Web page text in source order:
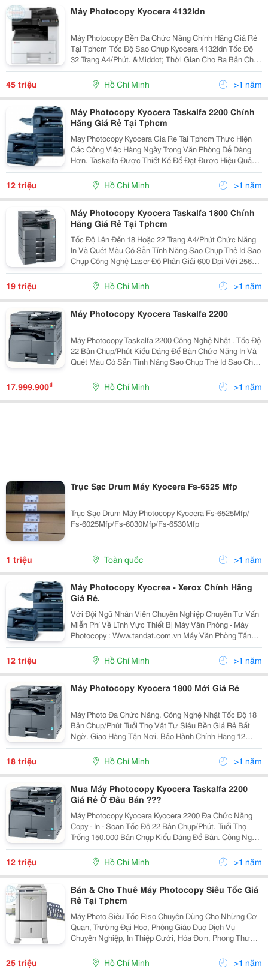
Máy Photocopy Kyocera 4132Idn
Máy Photocopy Bền Đa Chức Năng Chính Hãng Giá Rẻ
Tại Tphcm Tốc Độ Sao Chụp Kyocera 4132Idn Tốc Độ
32 Trang A4/Phút. &Middot; Thời Gian Cho Ra Bản Chụp
Đầu Tiên Dưới 5,7 Giây. &Middot; Bộ Đảo Mặt Bản
Chụp (Chọn Thêm) Giúp Bạn Tiết Kiệm Hơn. ...
45 triệu Hồ Chí Minh >1 năm
Máy Photocopy Kyocera Taskalfa 2200 Chính
Hãng Giá Rẻ Tại Tphcm
May Photocopy Kyocera Gia Re Tai Tphcm Thực Hiện
Các Công Việc Hàng Ngày Trong Văn Phòng Dễ Dàng
Hơn. Taskalfa Được Thiết Kế Để Đạt Được Hiệu Quả
Lớn Nhất Trong Công Việc. Thiết Kế Mới Của Taskalfa
180 Và Taskalfa 220 Sẽ Giúp Bạn Sử Dụng Dễ Dàng...
12 triệu Hồ Chí Minh >1 năm
Máy Photocopy Kyocera Taskalfa 1800 Chính
Hãng Giá Rẻ Tại Tphcm
Tốc Độ Lên Đến 18 Hoặc 22 Trang A4/Phút Chức Năng
In Và Quét Màu Có Sẵn Tính Năng Sao Chụp Thẻ Id Sao
Chụp Công Nghệ Laser Độ Phân Giải 600 Dpi Với 256
Thang Xám Cho Văn Bản Rõ Nét Và Hình Ảnh Trung
Thực Bộ Phận Chọn Thêm Đảo Mặt Bản In C
19 triệu Hồ Chí Minh >1 năm
Máy Photocopy Kyocera Taskalfa 2200
Máy Photocopy Taskalfa 2200 Công Nghệ Nhật . Tốc Độ
22 Bản Chụp/Phút Kiểu Dáng Để Bàn Chức Năng In Và
Quét Màu Có Sẵn Tính Năng Sao Chụp Thẻ Id Sao Chụp
Công Nghệ Laser Độ Phân Giải 600 Dpi Với 256 Thang
Xám Cho Văn Bản Rõ
17.999.900₫ Hồ Chí Minh >1 năm
Trục Sạc Drum Máy Kyocera Fs-6525 Mfp
Trục Sạc Drum Máy Photocopy Kyocera Fs-6525Mfp/
Fs-6025Mfp/Fs-6030Mfp/Fs-6530Mfp
1 triệu Toàn quốc >1 năm
Máy Photocopy Kyocrea - Xerox Chính Hãng
Giá Rẻ.
Với Đội Ngũ Nhân Viên Chuyên Nghiệp Chuyên Tư Vấn
Miễn Phí Về Lĩnh Vực Thiết Bị Máy Văn Phòng - Máy
Photocopy : Www.tandat.com.vn Máy Văn Phòng Tấn
Đạt Là Nơi Cung Cấp Uy Tín Nhất Về Dòng Sản Phẩm
Máy In, Máy Photocopy, Vật Tư, Linh Kiện, Mực...
12 triệu Hồ Chí Minh >1 năm
Máy Photocopy Kyocera 1800 Mới Giá Rẻ
Máy Photo Đa Chức Năng. Công Nghệ Nhật Tốc Độ 18
Bản Chụp/Phút Tuổi Thọ Vật Tư Siêu Bền Giá Rẻ Bất
Ngờ. Giao Hàng Tận Nơi. Bảo Hành Chính Hãng 12
Tháng. Bảo Trì Miễn Phí - Vĩnh Viễn. Tư Vấn Miễn Ph
18 triệu Hồ Chí Minh >1 năm
Mua Máy Photocopy Kyocera Taskalfa 2200
Giá Rẻ Ở Đâu Bán ???
Máy Photocopy Kyocera Kyocera 2200 Đa Chức Năng
Copy - In - Scan Tốc Độ 22 Bản Chụp/Phút. Tuổi Thọ
Trống 150.000 Bản Chụp Kiểu Dáng Để Bàn. Công Nghệ
Nhật. Hàng Chính Hãng. Bảo Hành Chính Hãng.(
100.000 Bản Chụp Hoặc 12 Tháng )...
12 triệu Hồ Chí Minh >1 năm
Bán & Cho Thuê Máy Photocopy Siêu Tốc Giá
Rẻ Tại Tphcm
Máy Photo Siêu Tốc Riso Chuyên Dùng Cho Những Cơ
Quan, Trường Đại Học, Phòng Giáo Dục Dịch Vụ
Chuyên Nghiệp, In Thiệp Cưới, Hóa Đơn, Phong Thư
Chuyên Nghiệp Tốc Độ Từ 60 - 150 Bản Chụp/Phút.
Công Nghệ Nhật. Bả
25 triệu Hồ Chí Minh >1 năm